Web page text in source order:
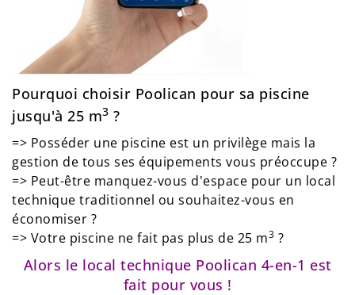
Pourquoi choisir Poolican pour sa piscine
jusqu'à 25 m3 ?
=> Posséder une piscine est un privilège mais la
gestion de tous ses équipements vous préoccupe ?
=> Peut-être manquez-vous d'espace pour un local
technique traditionnel ou souhaitez-vous en
économiser ?
=> Votre piscine ne fait pas plus de 25 m3 ?
Alors le local technique Poolican 4-en-1 est
fait pour vous !